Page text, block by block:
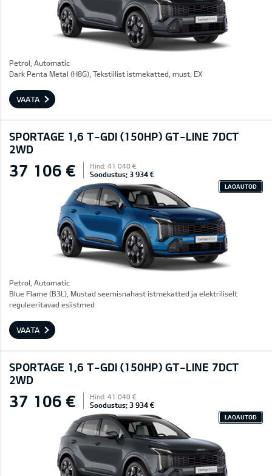
Petrol, Automatic
Dark Penta Metal (H8G), Tekstiilist istmekatted, must, EX
VAATA
SPORTAGE 1,6 T-GDI (150HP) GT-LINE 7DCT
2WD
37 106 € Hind: 41 040 €
Soodustus: 3 934 €
LAOAUTOD
Petrol, Automatic
Blue Flame (B3L), Mustad seemisnahast istmekatted ja elektriliselt
reguleeritavad esiistmed
VAATA
SPORTAGE 1,6 T-GDI (150HP) GT-LINE 7DCT
2WD
37 106 € Hind: 41 040 €
Soodustus: 3 934 €
LAOAUTOD